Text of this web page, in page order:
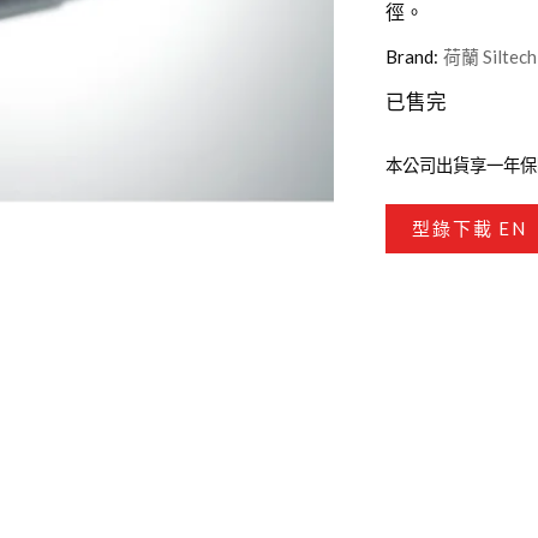
徑。
Brand: 荷蘭 Siltech
已售完
本公司出貨享一年保
型錄下載 EN